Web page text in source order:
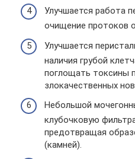
Улучшается работа
очищение протоков
Улучшается
наличия грубой
поглощать токсины
злокачественных
Небольшой
клубочковую
предотвращая
(камней).